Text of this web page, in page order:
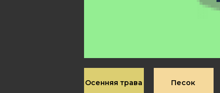
Осенняя трава Песок